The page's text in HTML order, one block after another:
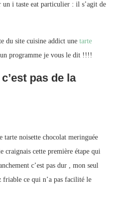
i taste eat particulier : il s’agit de
du site cuisine addict une tarte
programme je vous le dit !!!!
pas de la
tarte noisette chocolat meringuée
craignais cette première étape qui
c’est pas dur , mon seul
friable ce qui n’a pas facilité le